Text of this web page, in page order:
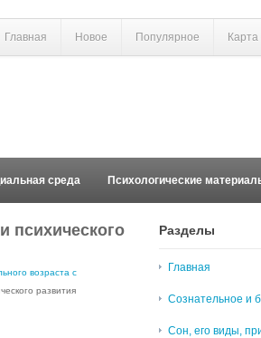
Главная Новое Популярное Карта
среда Психологические
психического
возраста с
развития
Разделы
Главная
Сознательное и
Сон, его виды,